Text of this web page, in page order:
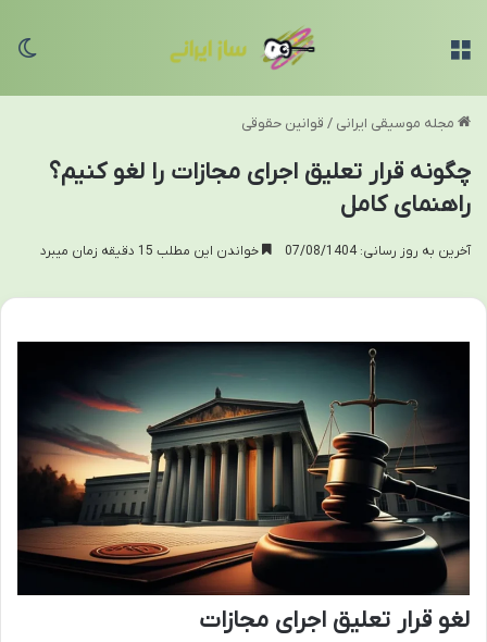
مجله موسیقی ایرانی / قوانین حقوقی
چگونه قرار تعلیق اجرای مجازات را لغو کنیم؟
راهنمای کامل
آخرین به روز رسانی: 07/08/1404 خواندن این مطلب 15 دقیقه زمان میبرد
لغو قرار تعلیق اجرای مجازات